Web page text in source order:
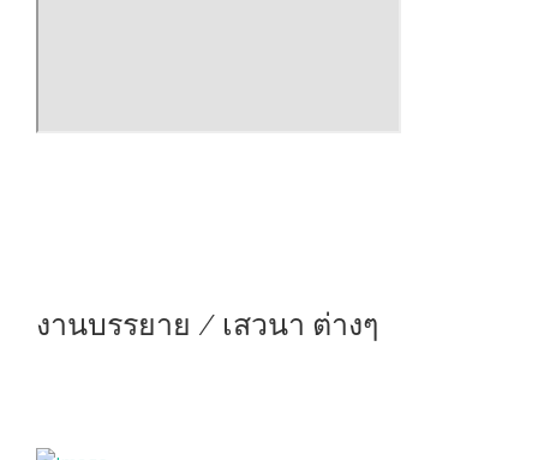
งานบรรยาย / เสวนา ต่างๆ